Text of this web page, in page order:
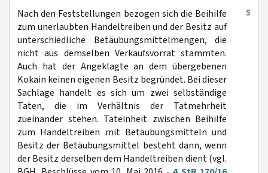
5
Nach den Feststellungen bezogen sich die Beihilfe
zum unerlaubten Handeltreiben und der Besitz auf
unterschiedliche Betäubungsmittelmengen, die
nicht aus demselben Verkaufsvorrat stammten.
Auch hat der Angeklagte an dem übergebenen
Kokain keinen eigenen Besitz begründet. Bei dieser
Sachlage handelt es sich um zwei selbständige
Taten, die im Verhältnis der Tatmehrheit
zueinander stehen. Tateinheit zwischen Beihilfe
zum Handeltreiben mit Betäubungsmitteln und
Besitz der Betäubungsmittel besteht dann, wenn
der Besitz derselben dem Handeltreiben dient (vgl.